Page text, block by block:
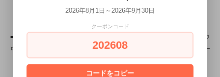
■GALAXY S全機種対応■GALAXY S×スワ
ロフスキー ジュエルモデルラグジュアリー
3 ブラック×クリスタル
■GALAXY S全機種対応■GALAXY S×スワ
ロフスキー ジュエルモデルラグジュアリー
3 ホワイト×オーロラ
2026年8月1日～2026年9月30日
クーポンコード
202608
コードをコピー